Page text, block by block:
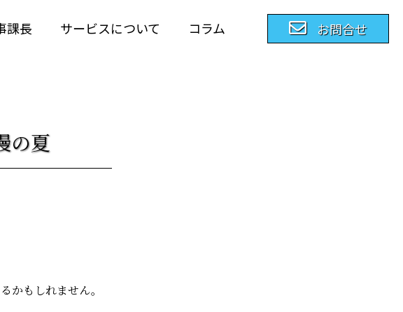
課長 サービスについて コラム お問合せ
の夏
かもしれません。